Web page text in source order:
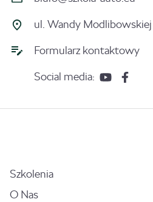
ul. Wandy
Formularz kontaktowy
Social media:
Szkolenia
O Nas